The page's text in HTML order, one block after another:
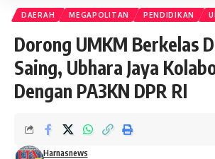
DAERAH MEGAPOLITAN PENDIDIKAN
Dorong UMKM Berkelas
Saing, Ubhara Jaya
Dengan PA3KN DPR RI
Harnasnews